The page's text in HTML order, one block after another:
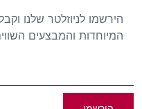
הירשמו לניוזלטר שלנו
המיוחדות והמבצעים